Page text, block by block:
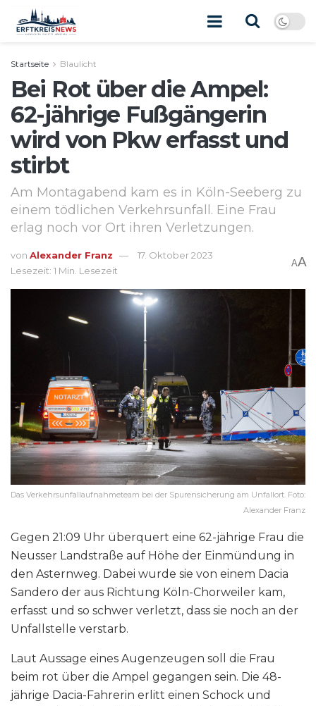
Startseite Blaulicht
Bei Rot über die Ampel:
62-jährige Fußgängerin
wird von Pkw erfasst und
stirbt
Am Montagabend kam es in Köln-Seeberg zu
einem tödlichen Verkehrsunfall. Eine Frau
erlag noch vor Ort ihren Verletzungen.
von Alexander Franz
17. Oktober 2023
Lesezeit: 1 Min. Lesezeit
AA
Das Verkehrsunfallaufnahmeteam bei der Spurensicherung am Unfallort. Foto:
Alexander Franz
Gegen 21:09 Uhr überquert eine 62-jährige Frau die
Neusser Landstraße auf Höhe der Einmündung in
den Asternweg. Dabei wurde sie von einem Dacia
Sandero der aus Richtung Köln-Chorweiler kam,
erfasst und so schwer verletzt, dass sie noch an der
Unfallstelle verstarb.
Laut Aussage eines Augenzeugen soll die Frau
beim rot über die Ampel gegangen sein. Die 48-
jährige Dacia-Fahrerin erlitt einen Schock und